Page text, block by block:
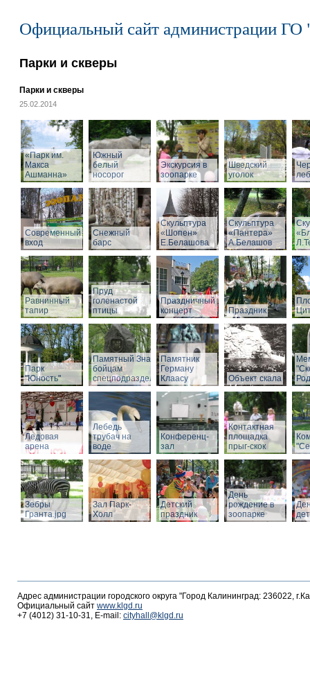
Официальный сайт администрации ГО
Парки и скверы
Парки и скверы
25.02.2014
«Парк им.
Макса
Ашманна»
Южный
белый
носорог
Экскурсия в
зоопарке
Шведский
уголок
Современный
вход
Снежный
барс
Скульптура
«Шопен»
Е.Белашова
Скульптура
«Пантера»
А.Белашов
Равнинный
тапир
Пруд
голенастой
птицы
Праздничный
концерт
Праздник
Парк
"Юность"
Памятный Знак
бойцам
спецподразделений
Памятник
Герману
Клаасу
Объект скала
Ледовая
арена
Лебедь
трубач на
воде
Конференц-
зал
Контактная
площадка
прыг-скок
Зебры
Гранта.jpg
Зал Парк-
Холл
Детский
праздник
День
рождение в
зоопарке
Адрес администрации городского округа "Город Калининград: 236022,
Официальный сайт www.klgd.ru
+7 (4012) 31-10-31, E-mail: cityhall@klgd.ru